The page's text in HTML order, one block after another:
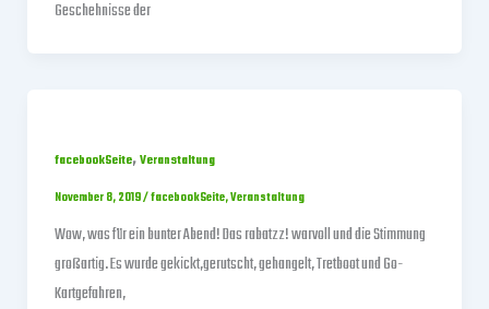
Geschehnisse der
facebookSeite,Veranstaltung
November 8, 2019/facebookSeite,Veranstaltung
Wow, was für ein bunter Abend! Das rabatzz! warvoll und die Stimmung
großartig. Es wurde gekickt,gerutscht, gehangelt, Tretboot und Go-
Kartgefahren,